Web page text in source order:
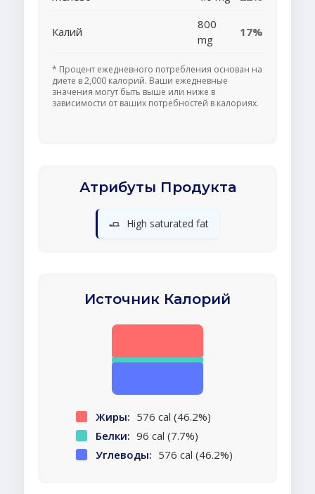
Калий
800
mg
17%
* Процент ежедневного потребления основан на
диете в 2,000 калорий. Ваши ежедневные
значения могут быть выше или ниже в
зависимости от ваших потребностей в калориях.
Атрибуты Продукта
🧈 High saturated fat
Источник Калорий
Жиры: 576 cal (46.2%)
Белки: 96 cal (7.7%)
Углеводы: 576 cal (46.2%)